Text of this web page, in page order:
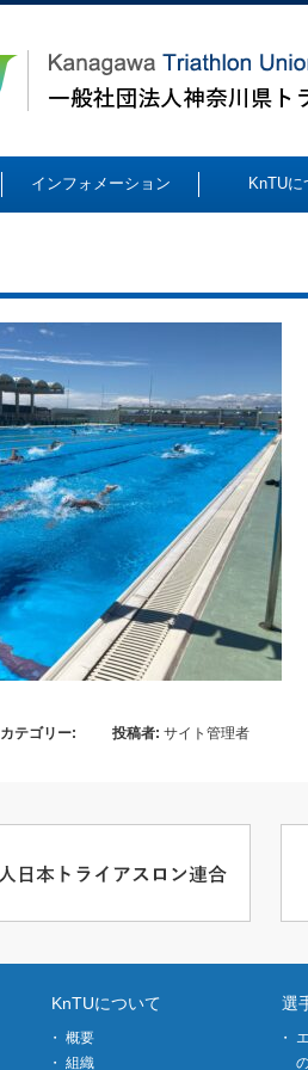
インフォメーション KnTUに
カテゴリー: 投稿者: サイト管理者
KnTUについて
概要
組織
選